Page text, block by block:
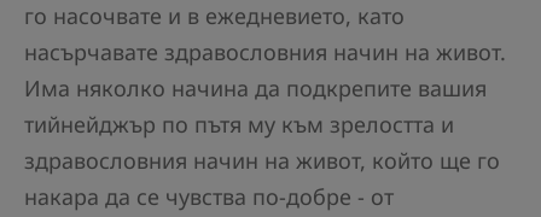
го насочвате и в ежедневието, като
насърчавате здравословния начин на живот.
Има няколко начина да подкрепите вашия
тийнейджър по пътя му към зрелостта и
здравословния начин на живот, който ще го
накара да се чувства по-добре - от